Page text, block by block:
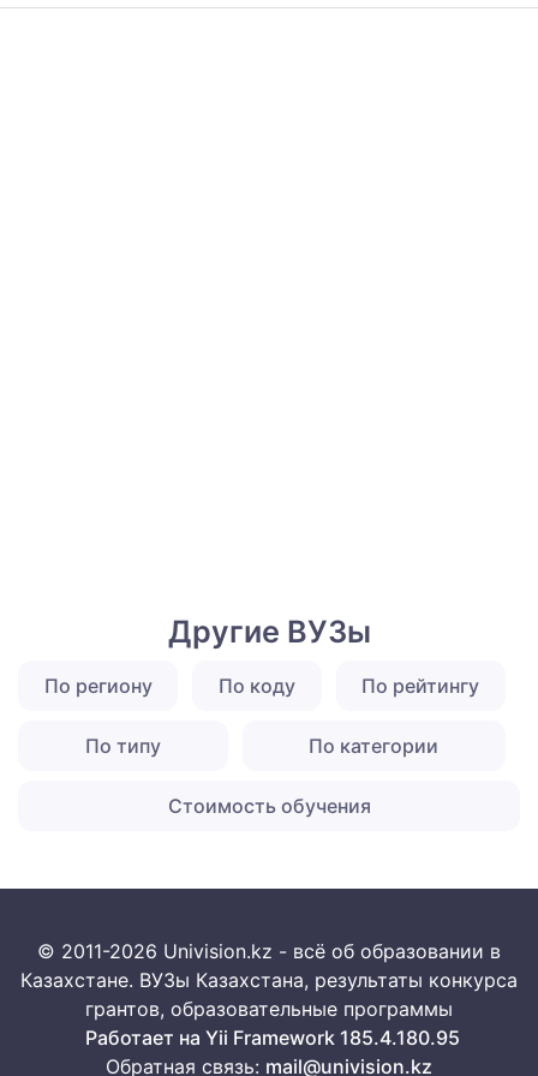
Другие ВУЗы
По региону По коду По рейтингу
По типу По категории
Стоимость обучения
© 2011-2026 Univision.kz - всё об образовании в
Казахстане. ВУЗы Казахстана, результаты конкурса
грантов, образовательные программы
Работает на Yii Framework 185.4.180.95
Обратная связь: mail@univision.kz